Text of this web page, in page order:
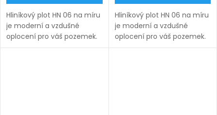
Hliníkový plot HN 06 na míru
je moderní a vzdušné
oplocení pro váš pozemek.
Vyrábíme ho v rozsahu
Hliníkový plot HN 06 na míru
je moderní a vzdušné
oplocení pro váš pozemek.
Vyrábíme ho v rozsahu